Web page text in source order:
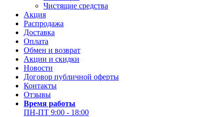
Чистящие средства
Акция
Распродажа
Доставка
Оплата
Обмен и возврат
Акции и скидки
Новости
Договор публичной оферты
Контакты
Отзывы
Время работы
ПН-ПТ 9:00 - 18:00